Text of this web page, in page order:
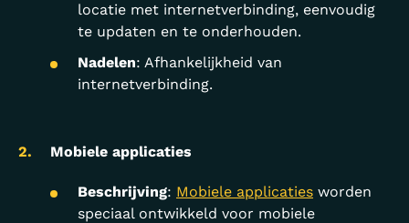
locatie met internetverbinding, eenvoudig
te updaten en te onderhouden.
Nadelen: Afhankelijkheid van
internetverbinding.
Mobiele applicaties
Beschrijving: Mobiele applicaties worden
speciaal ontwikkeld voor mobiele